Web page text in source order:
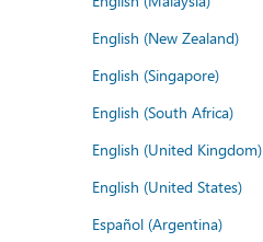
English (New Zealand)
English (Singapore)
English (South Africa)
English (United Kingdom)
English (United States)
Español (Argentina)